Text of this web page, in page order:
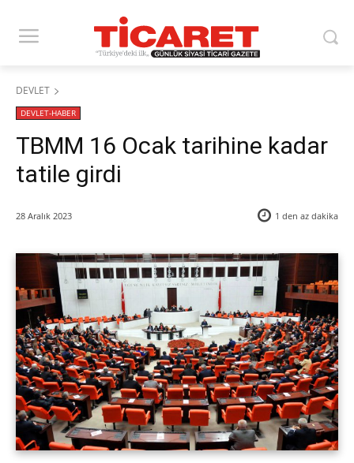
DEVLET
DEVLET-HABER
TBMM 16 Ocak tarihine kadar
tatile girdi
28 Aralık 2023 1 den az dakika